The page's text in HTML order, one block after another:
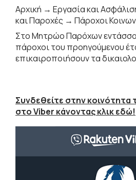
Αρχική → Εργασία και
και Παροχές → Πάροχοι
Στο Μητρώο Παρόχων
πάροχοι του προηγούμενου
επικαιροποιήσουν τα
Συνδεθείτε στην
στο Viber κάνοντας κλικ εδώ!